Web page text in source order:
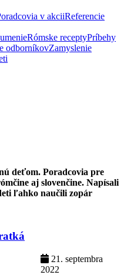
v akciiReferencie
Rómske receptyPríbehy
odborníkovZamyslenie
deťom. Poradcovia pre
aj slovenčine. Napísali
ľahko naučili zopár
21. septembra
2022